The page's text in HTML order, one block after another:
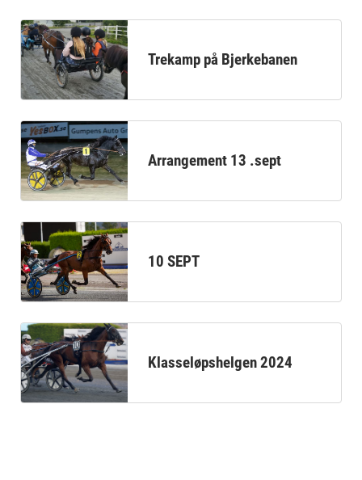
Trekamp på Bjerkebanen
Arrangement 13 .sept
10 SEPT
Klasseløpshelgen 2024